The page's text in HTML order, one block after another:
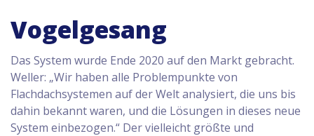
Vogelgesang
Das System wurde Ende 2020 auf den Markt gebracht.
Weller: „Wir haben alle Problempunkte von
Flachdachsystemen auf der Welt analysiert, die uns bis
dahin bekannt waren, und die Lösungen in dieses neue
System einbezogen.“ Der vielleicht größte und